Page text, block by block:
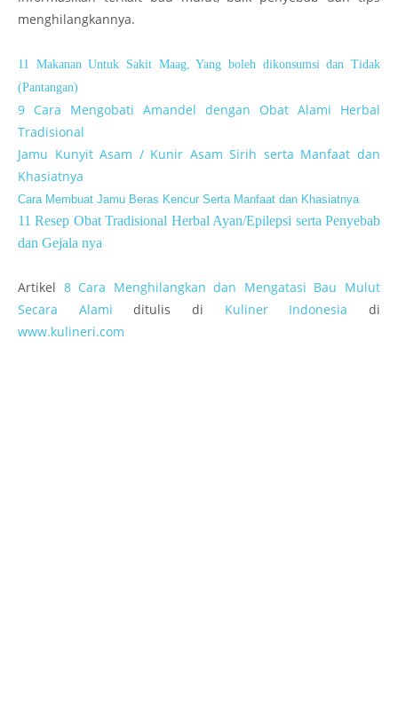
menghilangkannya.
11 Makanan Untuk Sakit Maag, Yang boleh dikonsumsi dan Tidak
(Pantangan)
9 Cara Mengobati Amandel dengan Obat Alami Herbal
Tradisional
Jamu Kunyit Asam / Kunir Asam Sirih serta Manfaat dan
Khasiatnya
Cara Membuat Jamu Beras Kencur Serta Manfaat dan Khasiatnya
11 Resep Obat Tradisional Herbal Ayan/Epilepsi serta Penyebab
dan Gejala nya
Artikel 8 Cara Menghilangkan dan Mengatasi Bau Mulut
Secara Alami ditulis di Kuliner Indonesia di
www.kulineri.com